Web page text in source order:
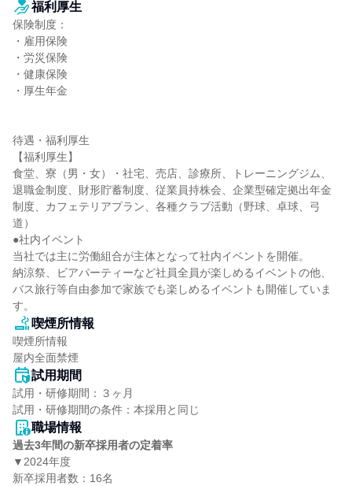
福利厚生
保険制度：
・雇用保険
・労災保険
・健康保険
・厚生年金
待遇・福利厚生
【福利厚生】
食堂、寮（男・女）・社宅、売店、診療所、トレーニングジム、
退職金制度、財形貯蓄制度、従業員持株会、企業型確定拠出年金
制度、カフェテリアプラン、各種クラブ活動（野球、卓球、弓
道）
●社内イベント
当社では主に労働組合が主体となって社内イベントを開催。
納涼祭、ビアパーティーなど社員全員が楽しめるイベントの他、
バス旅行等自由参加で家族でも楽しめるイベントも開催していま
す。
喫煙所情報
喫煙所情報
屋内全面禁煙
試用期間
試用・研修期間：３ヶ月
職場情報
過去3年間の新卒採用者の定着率
▼2024年度
新卒採用者数：16名